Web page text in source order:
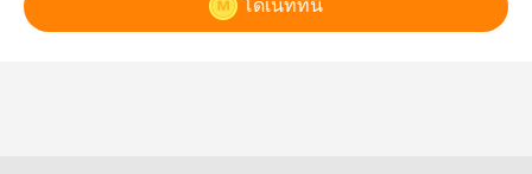
โดเนทที่นี่